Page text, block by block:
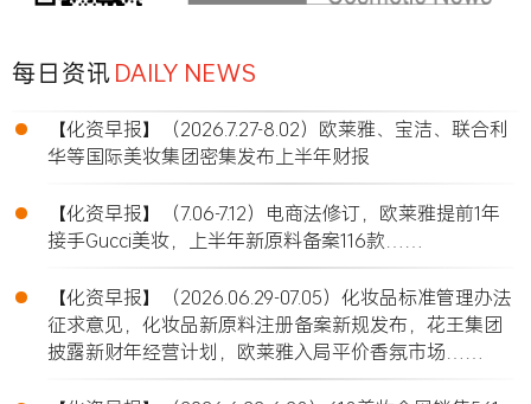
每日资讯DAILY NEWS
•
【化资早报】（2026.7.27-8.02）欧莱雅、宝洁、联合利
华等国际美妆集团密集发布上半年财报
•
【化资早报】（7.06-7.12）电商法修订，欧莱雅提前1年
接手Gucci美妆，上半年新原料备案116款……
•
【化资早报】（2026.06.29-07.05）化妆品标准管理办法
征求意见，化妆品新原料注册备案新规发布，花王集团
披露新财年经营计划，欧莱雅入局平价香氛市场……